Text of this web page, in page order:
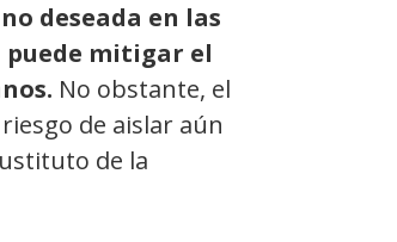
deseada en las
mitigar el
No obstante, el
de aislar aún
de la